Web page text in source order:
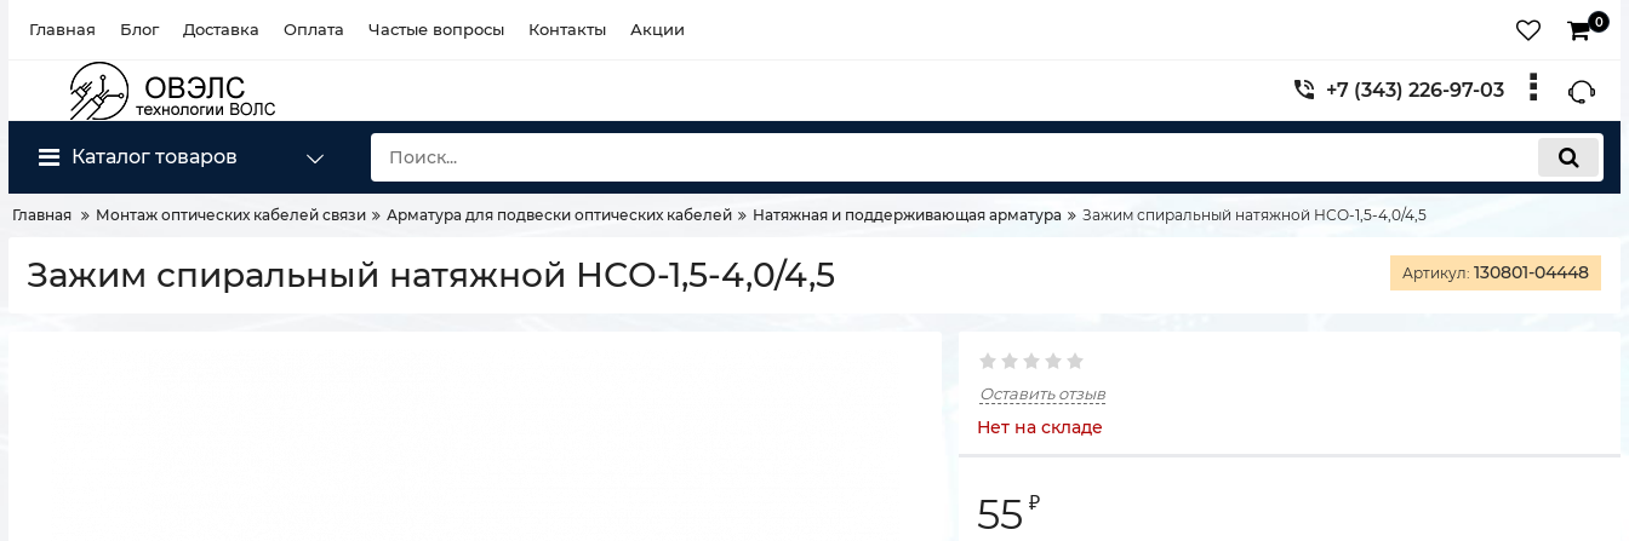
Главная Блог Доставка Оплата Частые вопросы Контакты Акции 0
+7 (343) 226-97-03
Каталог товаров
Главная Монтаж оптических кабелей связи Арматура для подвески оптических кабелей Натяжная и поддерживающая арматура Зажим спиральный натяжной НСО-1,5-4,0/4,5
Зажим спиральный натяжной НСО-1,5-4,0/4,5 Артикул: 130801-04448
Оставить отзыв
Нет на складе
55 ₽